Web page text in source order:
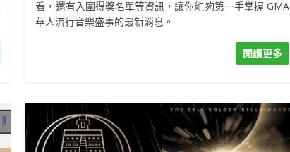
看，還有入圍得獎名單等資訊，讓你能夠第一手掌握 GMA
華人流行音樂盛事的最新消息。
閱讀更多